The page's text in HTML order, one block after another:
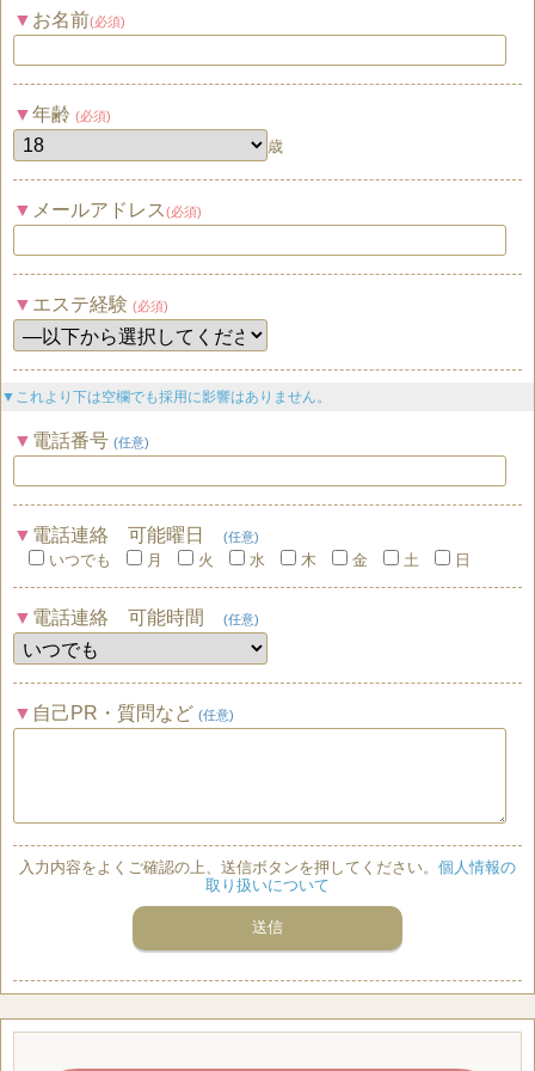
お名前(必須)
年齢 (必須)
歳
メールアドレス (必須)
エステ経験 (必須)
▼これより下は空欄でも採用に影響はありません。
電話番号 (任意)
電話連絡 可能曜日 (任意)
いつでも 月 火 水 木 金 土 日
電話連絡 可能時間 (任意)
自己PR・質問など (任意)
入力内容をよくご確認の上、送信ボタンを押してください。 個人情報の
取り扱いについて